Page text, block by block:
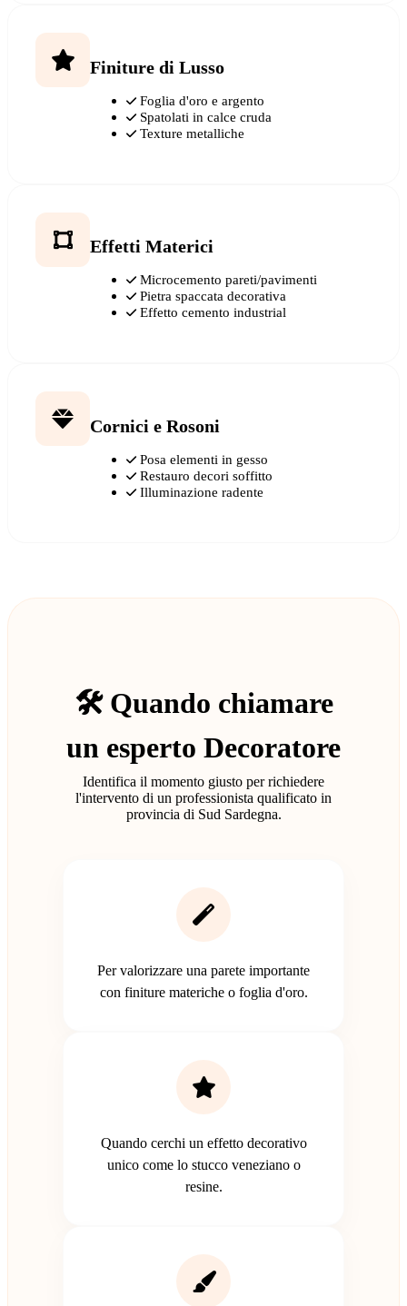
Finiture di Lusso
Foglia d'oro e argento
Spatolati in calce cruda
Texture metalliche
Effetti Materici
Microcemento pareti/pavimenti
Pietra spaccata decorativa
Effetto cemento industrial
Cornici e Rosoni
Posa elementi in gesso
Restauro decori soffitto
Illuminazione radente
🛠️ Quando chiamare
un esperto Decoratore
Identifica il momento giusto per richiedere
l'intervento di un professionista qualificato in
provincia di Sud Sardegna.
Per valorizzare una parete importante
con finiture materiche o foglia d'oro.
Quando cerchi un effetto decorativo
unico come lo stucco veneziano o
resine.